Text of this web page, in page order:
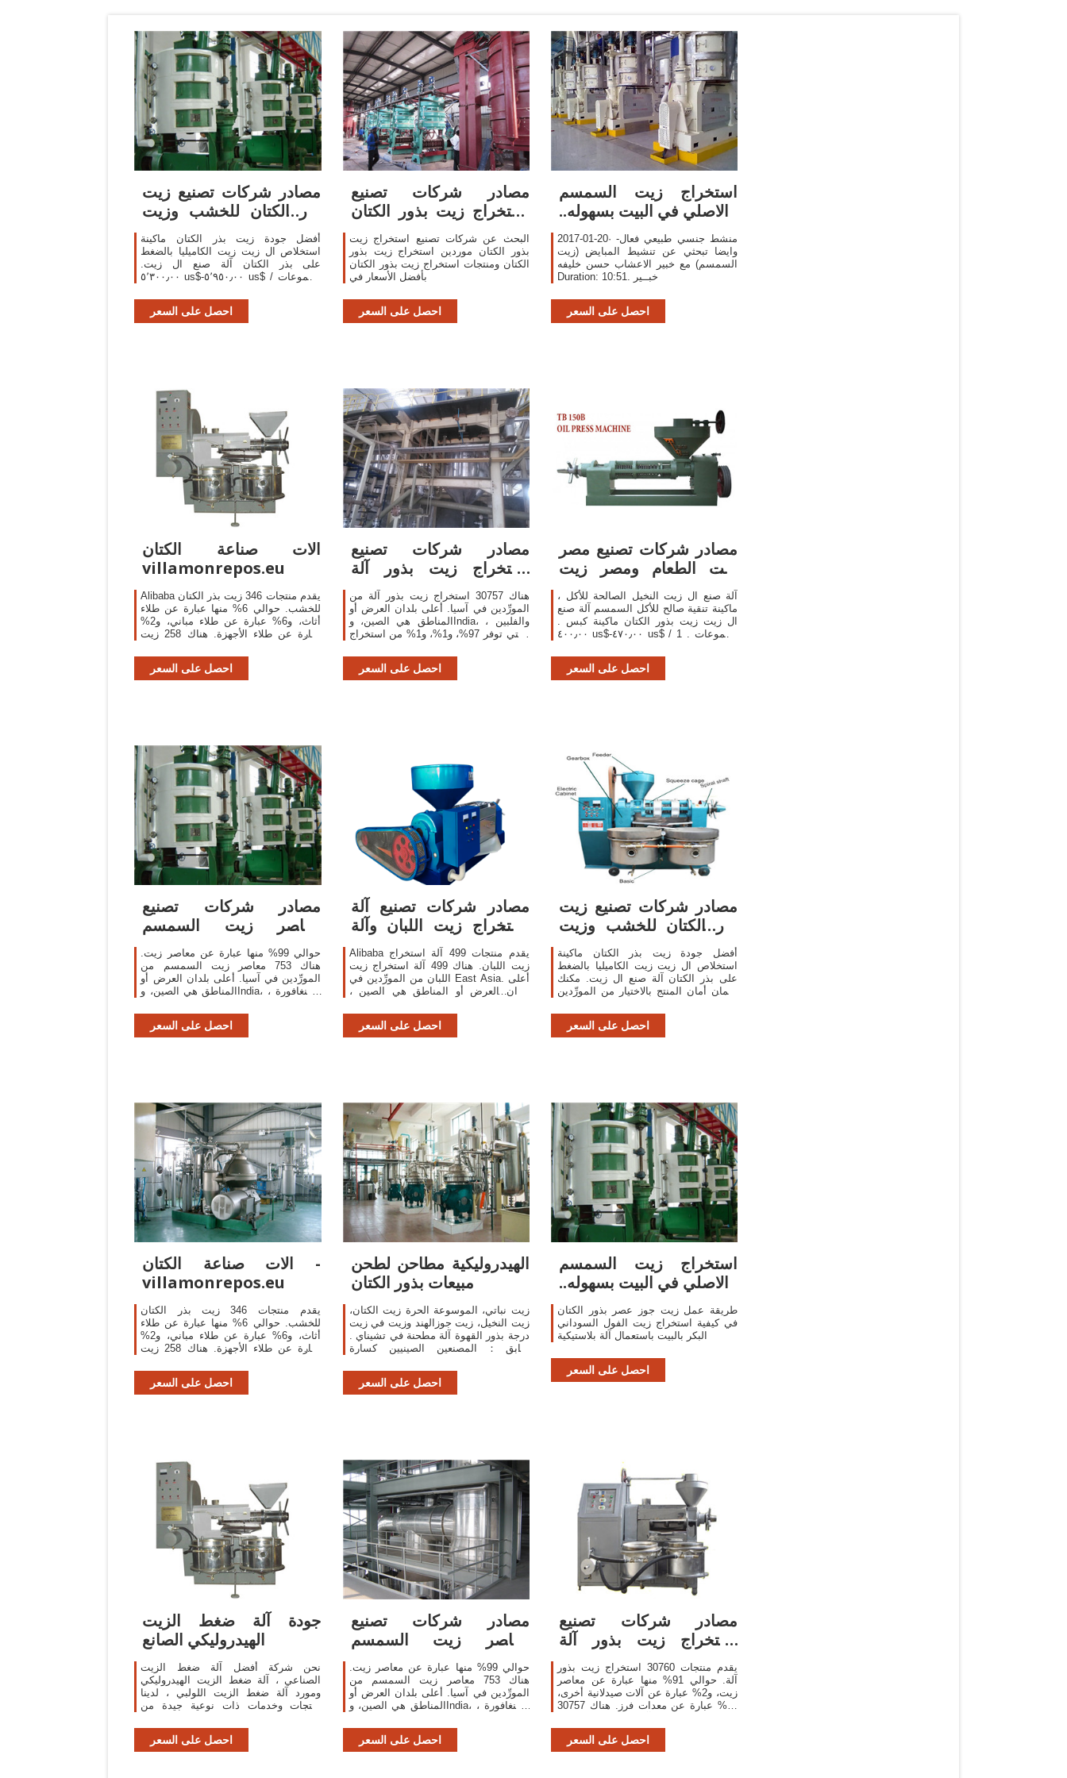
مصادر شركات تصنيع زيت
بذر الكتان للخشب وزيت
بذر الكتان
أفضل جودة زيت بذر الكتان ماكينة
استخلاص ال زيت زيت الكاميليا بالضغط
على بذر الكتان آلة صنع ال زيت.
٥٬٣٠٠٫٠٠ us$-٥٬٩٥٠٫٠٠ us$ / مجموعات
الاتصال بالمورد زيت بذر الكتان النقي
والطبيعي 100% زيت بذر
احصل على السعر
مصادر شركات تصنيع
استخراج زيت بذور الكتان
واستخراج زيت
البحث عن شركات تصنيع استخراج زيت
بذور الكتان موردين استخراج زيت بذور
الكتان ومنتجات استخراج زيت بذور الكتان
بأفضل الأسعار في
احصل على السعر
‫استخراج زيت السمسم
الاصلي في البيت بسهوله..
2017-01-20· منشط جنسي طبيعي فعال-
وايضا تبحثي عن تنشيط المبايض (زيت
السمسم) مع خبير الاعشاب حسن خليفه
Duration: 10:51. خبــير
احصل على السعر
الات صناعة الكتان
villamonrepos.eu
Alibaba يقدم منتجات 346 زيت بذر الكتان
للخشب. حوالي 6% منها عبارة عن طلاء
أثاث، و6% عبارة عن طلاء مباني، و2%
عبارة عن طلاء الأجهزة. هناك 258 زيت
Asia.
احصل على السعر
مصادر شركات تصنيع
استخراج زيت بذور آلة
واستخراج زيت بذور
هناك 30757 استخراج زيت بذور آلة من
المورِّدين في آسيا. أعلى بلدان العرض أو
المناطق هي الصين، وIndia، والفلبين ،
والتي توفر 97%، و1%، و1% من استخراج
أمان المنتج
احصل على السعر
مصادر شركات تصنيع مصر
زيت الطعام ومصر زيت
الطعام في
آلة صنع ال زيت النخيل الصالحة للأكل ،
ماكينة تنقية صالح للأكل السمسم آلة صنع
ال زيت زيت بذور الكتان ماكينة كبس .
٤٠٠٫٠٠ us$-٤٧٠٫٠٠ us$ / مجموعات . 1
بالمورد منخفض المتبقية النفط البارد نوع
جوزاحصل على السعر
مصادر شركات تصنيع
معاصر زيت السمسم
ومعاصر زيت السمسم في
حوالي 99% منها عبارة عن معاصر زيت.
هناك 753 معاصر زيت السمسم من
المورِّدين في آسيا. أعلى بلدان العرض أو
المناطق هي الصين، وIndia، وسنغافورة ،
زيت السمسم ، على التوالي
احصل على السعر
مصادر شركات تصنيع آلة
استخراج زيت اللبان وآلة
استخراج زيت
Alibaba يقدم منتجات 499 آلة استخراج
زيت اللبان. هناك 499 آلة استخراج زيت
اللبان من المورِّدين في East Asia. أعلى
بلدان العرض أو المناطق هي الصين ،
اللبان ، على التوالي
احصل على السعر
مصادر شركات تصنيع زيت
بذر الكتان للخشب وزيت
بذر الكتان
أفضل جودة زيت بذر الكتان ماكينة
استخلاص ال زيت زيت الكاميليا بالضغط
على بذر الكتان آلة صنع ال زيت. مكنك
ضمان أمان المنتج بالاختيار من المورِّدين
و43 مع
احصل على السعر
الات صناعة الكتان -
villamonrepos.eu
يقدم منتجات 346 زيت بذر الكتان
للخشب. حوالي 6% منها عبارة عن طلاء
أثاث، و6% عبارة عن طلاء مباني، و2%
عبارة عن طلاء الأجهزة. هناك 258 زيت
Asia.
احصل على السعر
الهيدروليكية مطاحن لطحن
مبيعات بذور الكتان
زيت نباتي، الموسوعة الحرة زيت الكتان،
زيت النخيل، زيت جوزالهند وزيت في زيت
درجة بذور القهوة آلة مطحنة في تشيناي .
سابق：المصنعين الصينيين كسارة
احصل على السعر
‫استخراج زيت السمسم
الاصلي في البيت بسهوله..
طريقة عمل زيت جوز عصر بذور الكتان
في كيفية استخراج زيت الفول السوداني
البكر بالبيت باستعمال آلة بلاستيكية
احصل على السعر
جودة آلة ضغط الزيت
الهيدروليكي الصانع
نحن شركة أفضل آلة ضغط الزيت
الصناعي ، آلة ضغط الزيت الهيدروليكي
ومورد آلة ضغط الزيت اللولبي ، لدينا
منتجات وخدمات ذات نوعية جيدة من
احصل على السعر
مصادر شركات تصنيع
معاصر زيت السمسم
ومعاصر زيت السمسم في
حوالي 99% منها عبارة عن معاصر زيت.
هناك 753 معاصر زيت السمسم من
المورِّدين في آسيا. أعلى بلدان العرض أو
المناطق هي الصين، وIndia، وسنغافورة ،
احصل على السعر
مصادر شركات تصنيع
استخراج زيت بذور آلة
واستخراج زيت بذور
يقدم منتجات 30760 استخراج زيت بذور
آلة. حوالي 91% منها عبارة عن معاصر
زيت، و2% عبارة عن آلات صيدلانية أخرى،
و1% عبارة عن معدات فرز. هناك 30757
آسيا.
احصل على السعر